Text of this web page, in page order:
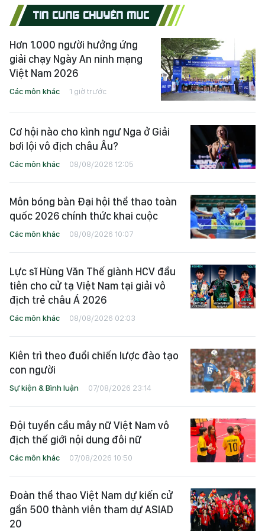
TIN CÙNG CHUYÊN MỤC
Hơn 1.000 người hưởng ứng
giải chạy Ngày An ninh mạng
Việt Nam 2026
Các môn khác 1 giờ trước
Cơ hội nào cho kình ngư Nga ở Giải
bơi lội vô địch châu Âu?
Các môn khác 08/08/2026 12:05
Môn bóng bàn Đại hội thể thao toàn
quốc 2026 chính thức khai cuộc
Các môn khác 08/08/2026 10:07
Lực sĩ Hùng Văn Thế giành HCV đầu
tiên cho cử tạ Việt Nam tại giải vô
địch trẻ châu Á 2026
Các môn khác 08/08/2026 02:03
Kiên trì theo đuổi chiến lược đào tạo
con người
Sự kiện & Bình luận 07/08/2026 23:14
Đội tuyển cầu mây nữ Việt Nam vô
địch thế giới nội dung đôi nữ
Các môn khác 07/08/2026 10:50
Đoàn thể thao Việt Nam dự kiến cử
gần 500 thành viên tham dự ASIAD
20